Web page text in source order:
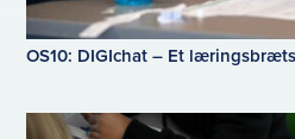
OS10: DIGIchat – Et